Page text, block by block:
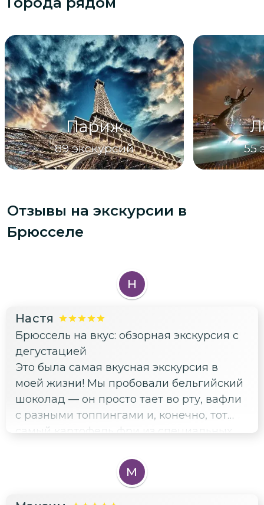
Париж
89 экскурсий 55
Отзывы на экскурсии в
Брюсселе
Н
Настя
Брюссель на вкус: обзорная экскурсия с
дегустацией
Это была самая вкусная экскурсия в
моей жизни! Мы пробовали бельгийский
шоколад — он просто тает во рту, вафли
с разными топпингами и, конечно, тот
самый картофель фри из специальных
в Бельгии, а не во Франции, вот это
открытие! Ещё попробовали местное
М